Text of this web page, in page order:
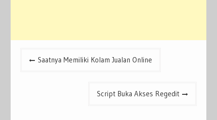
PostSaatnya Memiliki Kolam Jualan Online
Script Buka Akses Regedit